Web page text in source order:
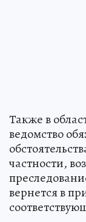
Также в
ведомство
частности,
вернется в